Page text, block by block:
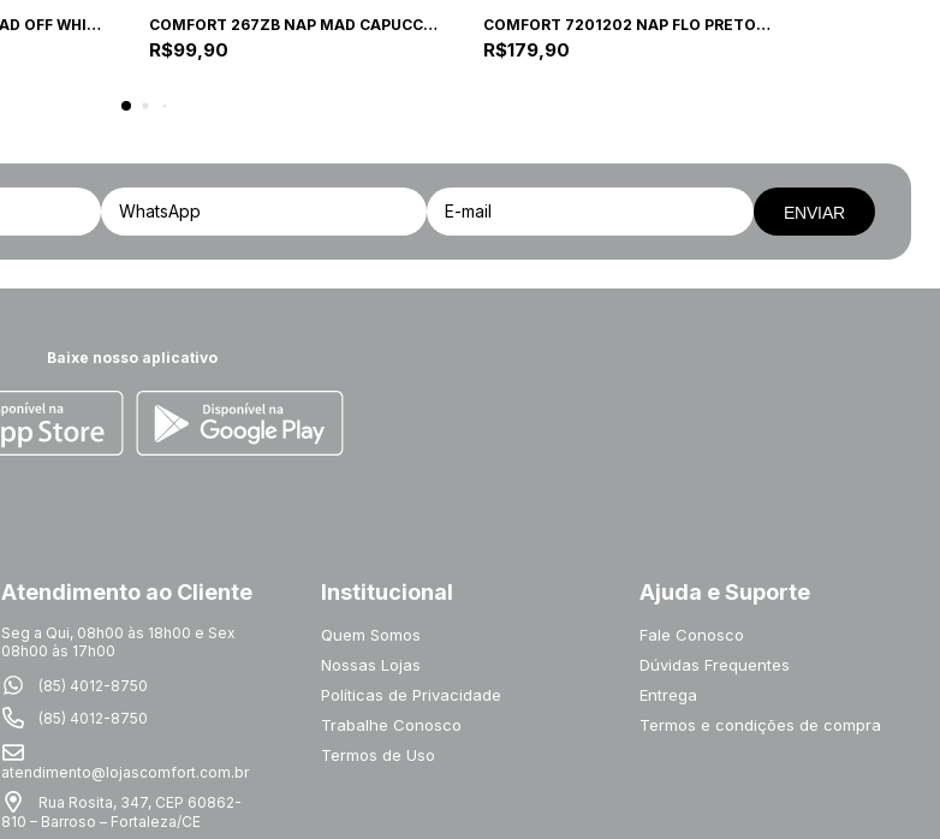
COMFORT 267ZB NAP MAD OFF WHITE 267ZB OFF WHITE
COMFORT 267ZB NAP MAD CAPUCCINO 267ZB CAPUCCINO
R$99,90
COMFORT 7201202 NAP FLO PRETO 7201202 PRETO
R$179,90
ENVIAR
Baixe nosso aplicativo
Atendimento ao Cliente
Seg a Qui, 08h00 às 18h00 e Sex
08h00 às 17h00
(85) 4012-8750
(85) 4012-8750
atendimento@lojascomfort.com.br
Rua Rosita, 347, CEP 60862-
810 – Barroso – Fortaleza/CE
Institucional
Quem Somos
Nossas Lojas
Políticas de Privacidade
Trabalhe Conosco
Termos de Uso
Ajuda e Suporte
Fale Conosco
Dúvidas Frequentes
Entrega
Termos e condições de compra